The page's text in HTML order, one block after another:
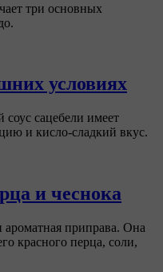
три основных
условиях
сацебели имеет
и кисло-сладкий вкус.
и чеснока
ароматная приправа. Она
красного перца, соли,